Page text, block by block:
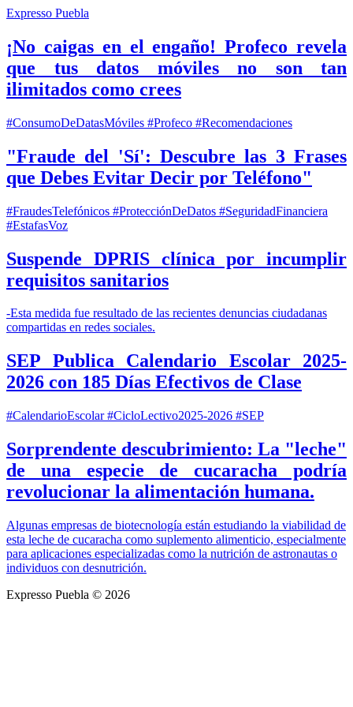
Expresso Puebla
¡No caigas en el engaño! Profeco revela
que tus datos móviles no son tan
ilimitados como crees
#ConsumoDeDatasMóviles #Profeco #Recomendaciones
"Fraude del 'Sí': Descubre las 3 Frases
que Debes Evitar Decir por Teléfono"
#FraudesTelefónicos #ProtecciónDeDatos #SeguridadFinanciera
#EstafasVoz
Suspende DPRIS clínica por incumplir
requisitos sanitarios
-Esta medida fue resultado de las recientes denuncias ciudadanas
compartidas en redes sociales.
SEP Publica Calendario Escolar 2025-
2026 con 185 Días Efectivos de Clase
#CalendarioEscolar #CicloLectivo2025-2026 #SEP
Sorprendente descubrimiento: La "leche"
de una especie de cucaracha podría
revolucionar la alimentación humana.
Algunas empresas de biotecnología están estudiando la viabilidad de
esta leche de cucaracha como suplemento alimenticio, especialmente
para aplicaciones especializadas como la nutrición de astronautas o
individuos con desnutrición.
Expresso Puebla © 2026